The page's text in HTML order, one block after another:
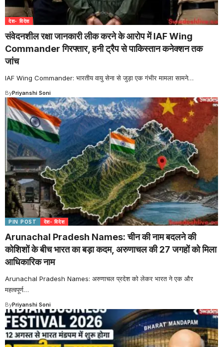
देश- विदेश
संवेदनशील रक्षा जानकारी लीक करने के आरोप में IAF Wing
Commander गिरफ्तार, हनी ट्रैप से पाकिस्तान कनेक्शन तक
जांच
IAF Wing Commander: भारतीय वायु सेना से जुड़ा एक गंभीर मामला सामने…
ByPriyanshi Soni
PIN POST देश- विदेश
Arunachal Pradesh Names: चीन की नाम बदलने की
कोशिशों के बीच भारत का बड़ा कदम, अरुणाचल की 27 जगहों को मिला
आधिकारिक नाम
Arunachal Pradesh Names: अरुणाचल प्रदेश को लेकर भारत ने एक और
महत्वपूर्ण…
ByPriyanshi Soni